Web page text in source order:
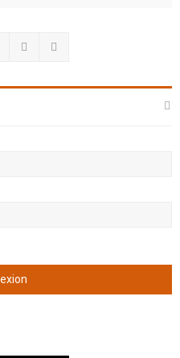
Rechercher